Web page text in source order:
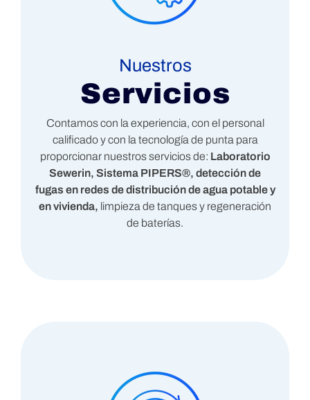
Nuestros
Servicios
Contamos con la experiencia, con el personal
calificado y con la tecnología de punta para
proporcionar nuestros servicios de: Laboratorio
Sewerin, Sistema PIPERS®, detección de
fugas en redes de distribución de agua potable y
en vivienda, limpieza de tanques y regeneración
de baterías.